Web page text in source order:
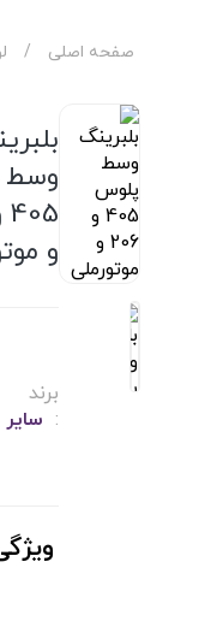
صفحه اصلی /
وسط
و
برند
: سایر